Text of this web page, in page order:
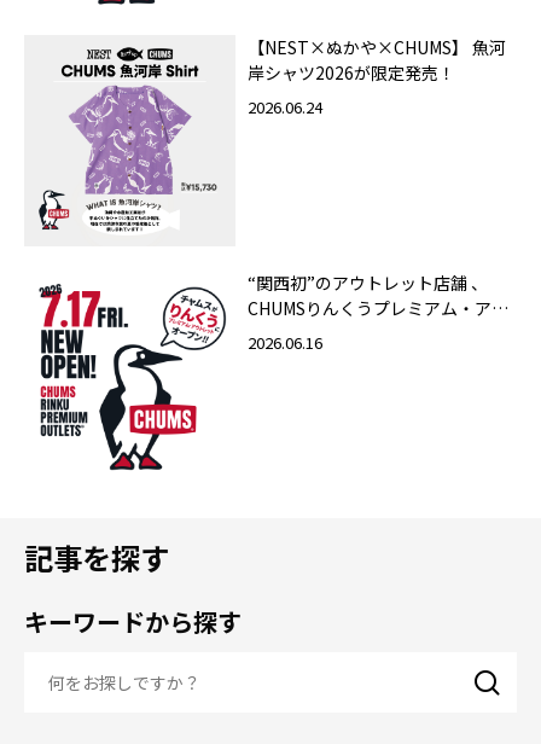
【NEST×ぬかや×CHUMS】 魚河
岸シャツ2026が限定発売！
2026.06.24
“関西初”のアウトレット店舗 、
CHUMSりんくうプレミアム・アウ
トレット店 2026年7月17日（金）
2026.06.16
記事を探す
キーワードから探す